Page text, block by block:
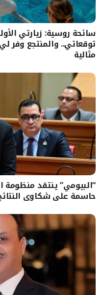
سائحة روسية: زيارتي
توقعاتي.. والمنتجع وفر
مثالية
“البيومي” ينتقد منظومة
حاسمة على شكاوى